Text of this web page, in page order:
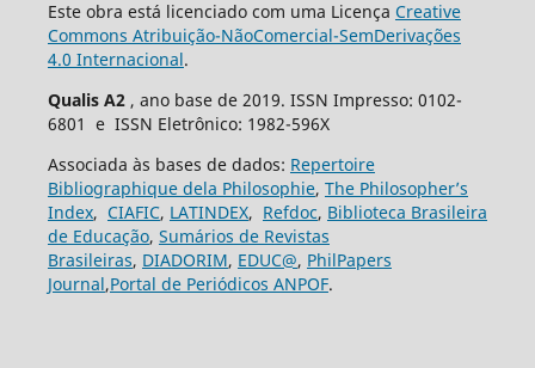
Este obra está licenciado com uma Licença Creative
Commons Atribuição-NãoComercial-SemDerivações
4.0 Internacional.
Qualis A2 , ano base de 2019. ISSN Impresso: 0102-
6801 e ISSN Eletrônico: 1982-596X
Associada às bases de dados: Repertoire
Bibliographique dela Philosophie, The Philosopher’s
Index, CIAFIC, LATINDEX, Refdoc, Biblioteca Brasileira
de Educação, Sumários de Revistas
Brasileiras, DIADORIM, EDUC@, PhilPapers
Journal,Portal de Periódicos ANPOF.